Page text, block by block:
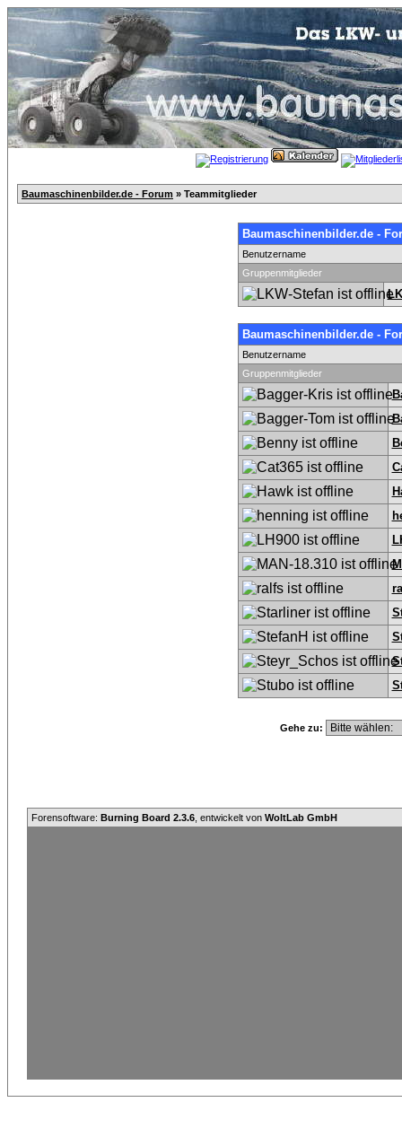
Baumaschinenbilder.de - Forum » Teammitglieder
Baumaschinenbilder.de -
Benutzername
Gruppenmitglieder
Baumaschinenbilder.de -
Benutzername
Gruppenmitglieder
Gehe zu:
Forensoftware: Burning Board 2.3.6 , entwickelt von WoltLab GmbH